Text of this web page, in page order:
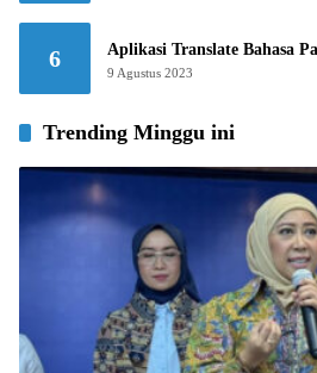
6 Aplikasi Translate Bahasa
9 Agustus 2023
Trending Minggu ini